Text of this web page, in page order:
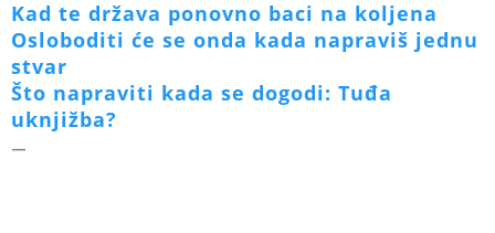
Kad te država ponovno baci na koljena
Osloboditi će se onda kada napraviš jednu
stvar
Što napraviti kada se dogodi: Tuđa
uknjižba?
—